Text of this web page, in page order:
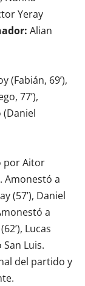
Yeray
Alian
(Fabián, 69’),
77’),
(Daniel
por Aitor
Amonestó a
(57’), Daniel
a
Lucas
San Luis.
del partido y